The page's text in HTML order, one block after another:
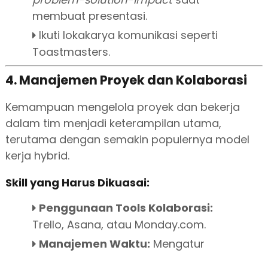
membuat presentasi.
Ikuti lokakarya komunikasi seperti
Toastmasters.
4. Manajemen Proyek dan Kolaborasi
Kemampuan mengelola proyek dan bekerja
dalam tim menjadi keterampilan utama,
terutama dengan semakin populernya model
kerja hybrid.
Skill yang Harus Dikuasai:
Penggunaan Tools Kolaborasi:
Trello, Asana, atau Monday.com.
Manajemen Waktu: Mengatur